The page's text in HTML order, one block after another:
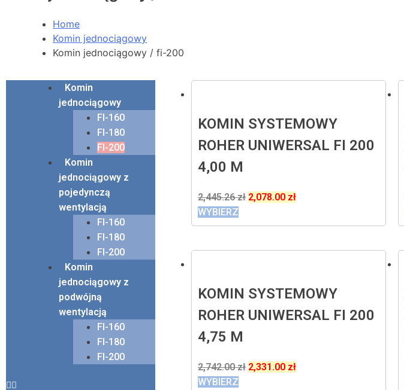
Home
Komin jednociągowy
Komin jednociągowy / fi-200
Komin
jednociągowy
FI-160
FI-180
FI-200
Komin
jednociągowy z
pojedynczą
wentylacją
FI-160
FI-180
FI-200
Komin
jednociągowy z
podwójną
wentylacją
FI-160
FI-180
FI-200
KOMIN SYSTEMOWY
ROHER UNIWERSAL FI 200
4,00 M
2,445.26zł 2,078.00 zł
WYBIERZ
KOMIN SYSTEMOWY
ROHER UNIWERSAL FI 200
4,75 M
2,742.00zł 2,331.00 zł
WYBIERZ